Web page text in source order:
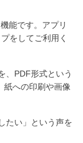
能です。アプリ
をしてご利用く
、PDF形式という
紙への印刷や画像
たい」という声を